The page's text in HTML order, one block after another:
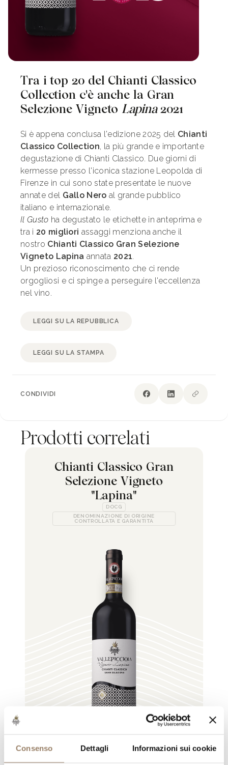
Consenso Dettagli Informazioni sui cookie
Tra i top 20 del Chianti Classico
Collection c'è anche la Gran
Selezione Vigneto Lapina2021
Si è appena conclusa l'edizione 2025 del Chianti
Classico Collection, la più grande e importante
degustazione di Chianti Classico. Due giorni di
kermesse presso l'iconica stazione Leopolda di
Firenze in cui sono state presentate le nuove
annate del Gallo Nero al grande pubblico
italiano e internazionale.
Il Gusto ha degustato le etichette in anteprima e
tra i 20 migliori assaggi menziona anche il
nostro Chianti Classico Gran Selezione
Vigneto Lapina annata 2021.
Un prezioso riconoscimento che ci rende
orgogliosi e ci spinge a perseguire l'eccellenza
nel vino.
LEGGI SU LA REPUBBLICA
LEGGI SU LA STAMPA
CONDIVIDI
Prodotti correlati
Chianti Classico Gran
Selezione Vigneto
"Lapina"
DOCG
DENOMINAZIONE DI ORIGINE
CONTROLLATA E GARANTITA